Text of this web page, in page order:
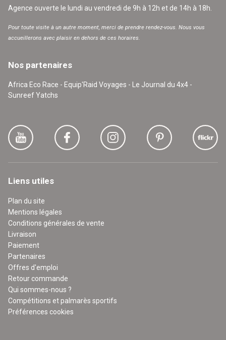
Agence ouverte le lundi au vendredi de 9h à 12h et de 14h à 18h.
Pour toute visite à un autre moment, merci de prendre rendez-vous. Nous vous
accueillerons avec plaisir en dehors de ces horaires.
Nos partenaires
Africa Eco Race - Equip'Raid Voyages - Le Journal du 4x4 -
Sunreef Yatchs
Liens utiles
Plan du site
Mentions légales
Conditions générales de vente
Livraison
Paiement
Partenaires
Offres d'emploi
Retour commande
Qui sommes-nous ?
Compétitions et palmarès sportifs
Préférences cookies